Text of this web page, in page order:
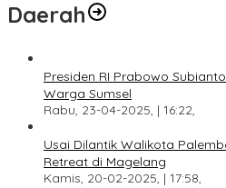
Daerah
Presiden RI Prabowo
Warga Sumsel
Rabu, 23-04-2025, | 16:22,
Usai Dilantik Walikota
Retreat di Magelang
Kamis, 20-02-2025, | 17:58,